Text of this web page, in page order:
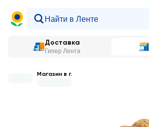
Доставка
Гипер Лента
Магазин в г.